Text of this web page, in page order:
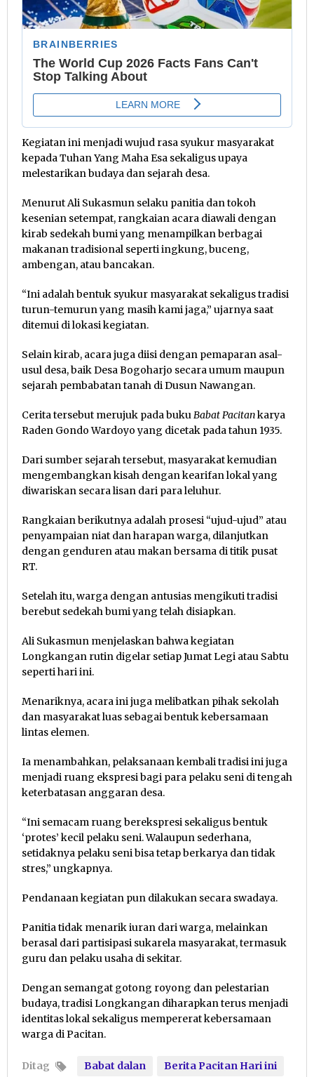
Kegiatan ini menjadi wujud rasa syukur masyarakat
kepada Tuhan Yang Maha Esa sekaligus upaya
melestarikan budaya dan sejarah desa.
Menurut Ali Sukasmun selaku panitia dan tokoh
kesenian setempat, rangkaian acara diawali dengan
kirab sedekah bumi yang menampilkan berbagai
makanan tradisional seperti ingkung, buceng,
ambengan, atau bancakan.
“Ini adalah bentuk syukur masyarakat sekaligus tradisi
turun-temurun yang masih kami jaga,” ujarnya saat
ditemui di lokasi kegiatan.
Selain kirab, acara juga diisi dengan pemaparan asal-
usul desa, baik Desa Bogoharjo secara umum maupun
sejarah pembabatan tanah di Dusun Nawangan.
Cerita tersebut merujuk pada bukuBabat Pacitankarya
Raden Gondo Wardoyo yang dicetak pada tahun 1935.
Dari sumber sejarah tersebut, masyarakat kemudian
mengembangkan kisah dengan kearifan lokal yang
diwariskan secara lisan dari para leluhur.
Rangkaian berikutnya adalah prosesi “ujud-ujud” atau
penyampaian niat dan harapan warga, dilanjutkan
dengan genduren atau makan bersama di titik pusat
RT.
Setelah itu, warga dengan antusias mengikuti tradisi
berebut sedekah bumi yang telah disiapkan.
Ali Sukasmun menjelaskan bahwa kegiatan
Longkangan rutin digelar setiap Jumat Legi atau Sabtu
seperti hari ini.
Menariknya, acara ini juga melibatkan pihak sekolah
dan masyarakat luas sebagai bentuk kebersamaan
lintas elemen.
Ia menambahkan, pelaksanaan kembali tradisi ini juga
menjadi ruang ekspresi bagi para pelaku seni di tengah
keterbatasan anggaran desa.
“Ini semacam ruang berekspresi sekaligus bentuk
‘protes’ kecil pelaku seni. Walaupun sederhana,
setidaknya pelaku seni bisa tetap berkarya dan tidak
stres,” ungkapnya.
Pendanaan kegiatan pun dilakukan secara swadaya.
Panitia tidak menarik iuran dari warga, melainkan
berasal dari partisipasi sukarela masyarakat, termasuk
guru dan pelaku usaha di sekitar.
Dengan semangat gotong royong dan pelestarian
budaya, tradisi Longkangan diharapkan terus menjadi
identitas lokal sekaligus mempererat kebersamaan
warga di Pacitan.
Ditag Babat dalan Berita Pacitan Hari ini